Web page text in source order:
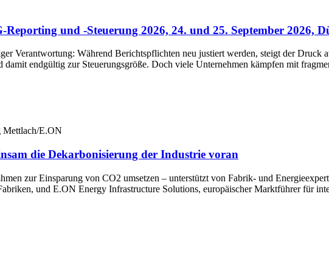
und -Steuerung 2026, 24. und 25. September 2026,
Verantwortung: Während Berichtspflichten neu justiert werden, steigt der Druck
endgültig zur Steuerungsgröße. Doch viele Unternehmen kämpfen mit
E.ON
die Dekarbonisierung der Industrie voran
zur Einsparung von CO2 umsetzen – unterstützt von Fabrik- und
und E.ON Energy Infrastructure Solutions, europäischer Marktführer für